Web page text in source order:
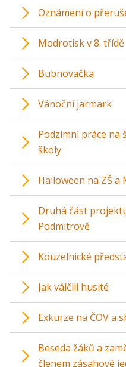
Oznámení o
Modrotisk v 8. třídě
Bubnovačka
Vánoční jarmark
Podzimní práce na
školy
Halloween na ZŠ a
Druhá část
Podmitrově
Kouzelnické
Jak válčili husité
Exkurze na ČOV a
Beseda žáků a
členem zásahové